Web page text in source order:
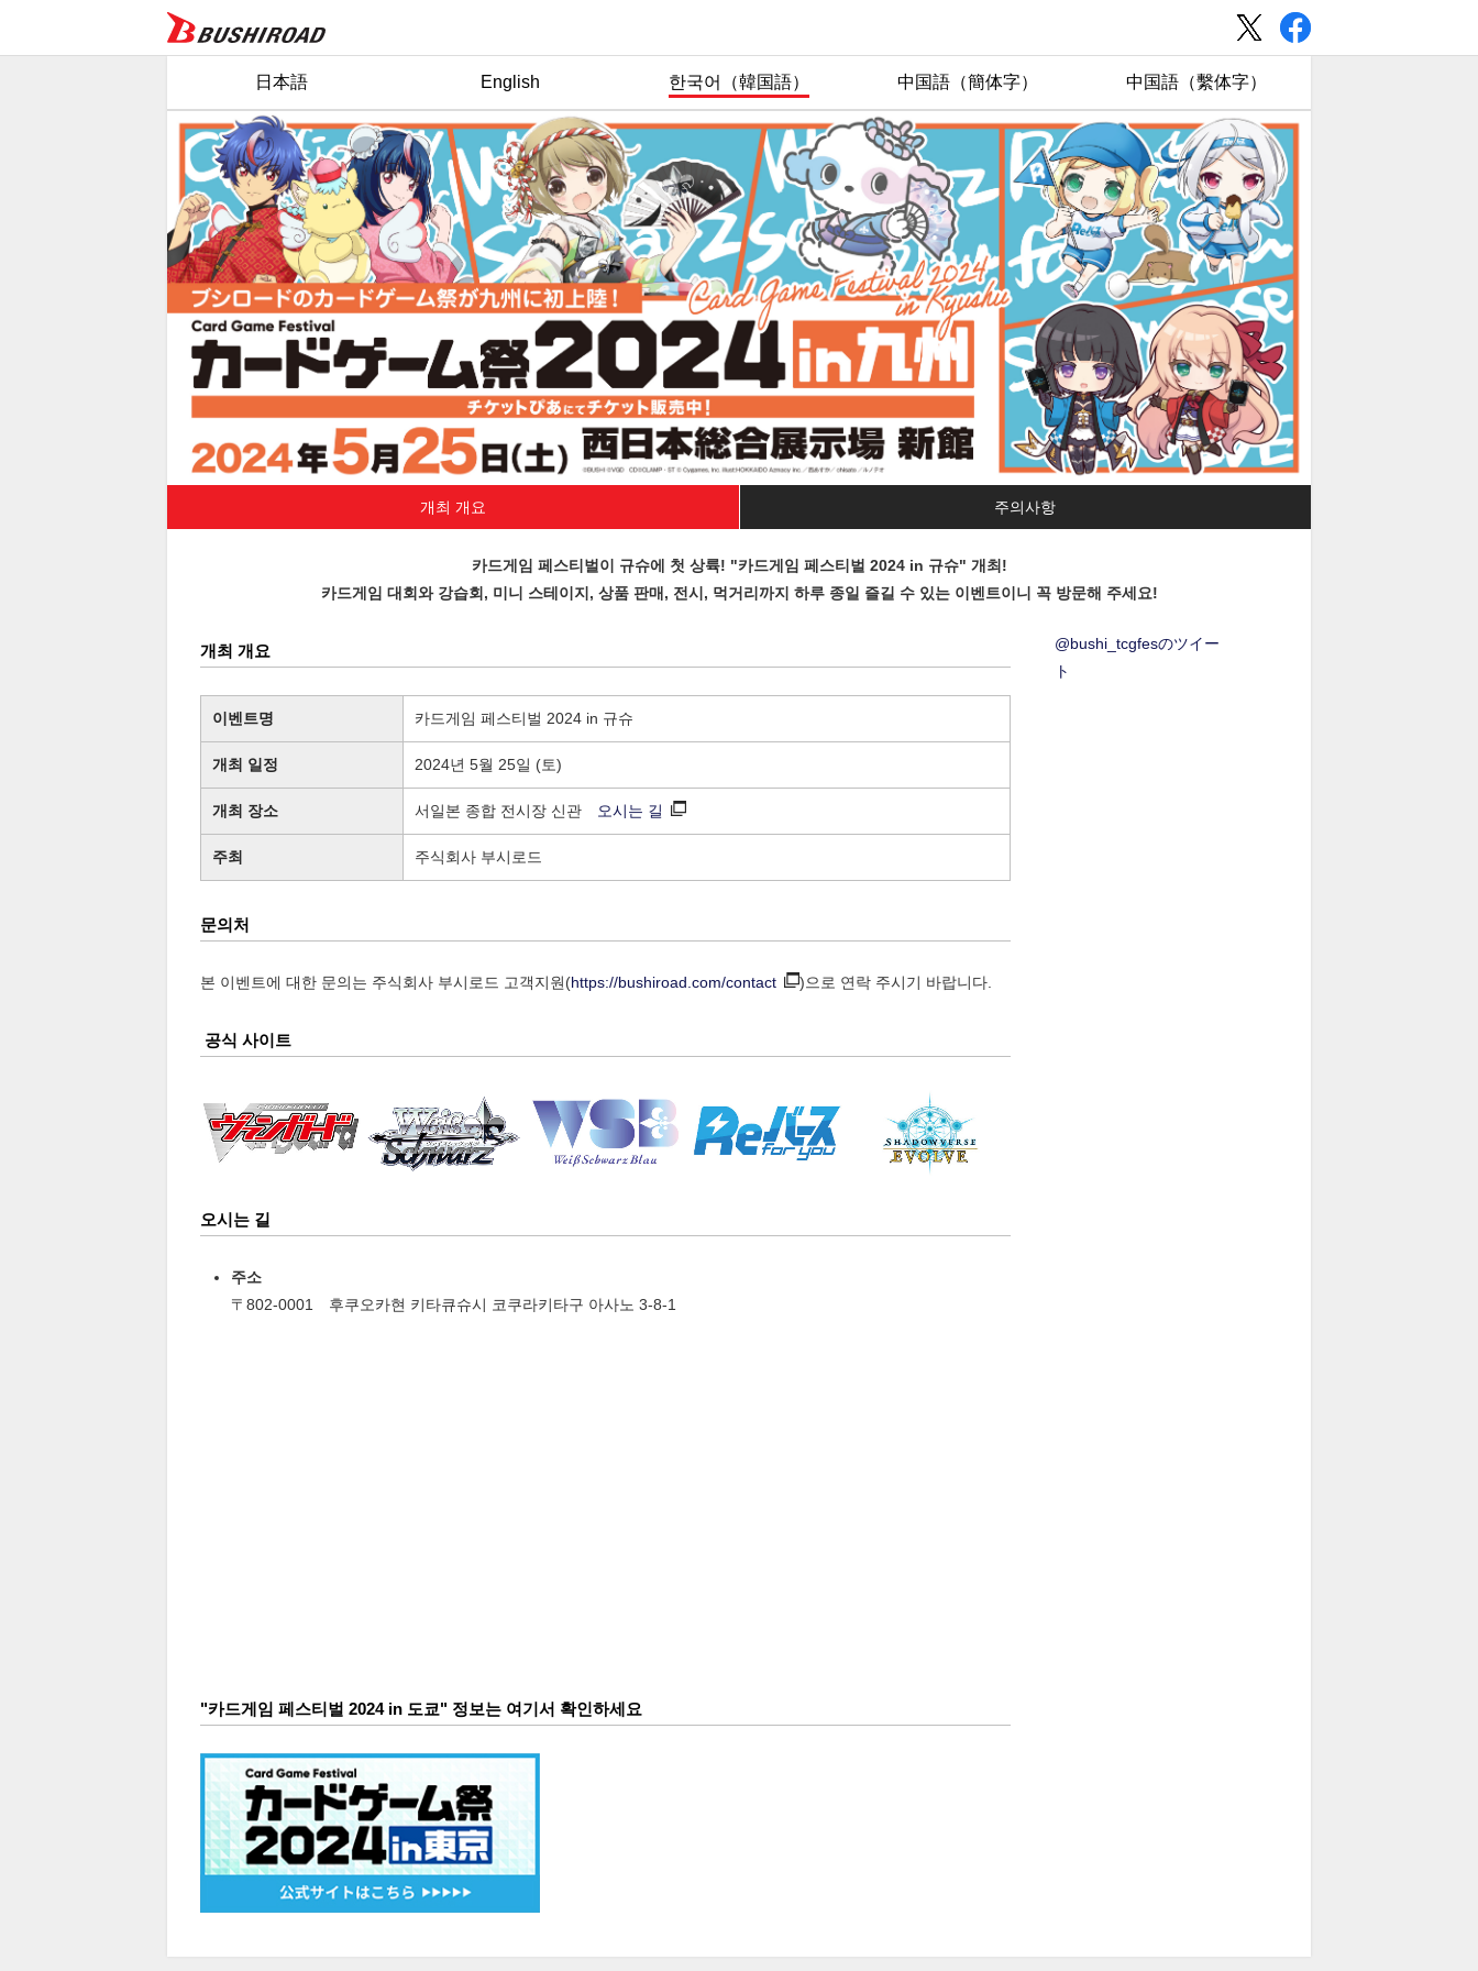
日本語 English 한국어（韓国語） 中国語（簡体字） 中国語（繫体字）
개최 개요 주의사항
카드게임 페스티벌이 규슈에 첫 상륙! "카드게임 페스티벌 2024 in 규슈" 개최!
카드게임 대회와 강습회, 미니 스테이지, 상품 판매, 전시, 먹거리까지 하루 종일 즐길 수 있는 이벤트이니 꼭 방문해 주세요!
개최 개요
이벤트명 카드게임 페스티벌 2024 in 규슈
개최 일정 2024년 5월 25일 (토)
개최 장소 서일본 종합 전시장 신관 오시는 길
주최 주식회사 부시로드
문의처
본 이벤트에 대한 문의는 주식회사 부시로드 고객지원(https://bushiroad.com/contact )으로 연락 주시기 바랍니다.
공식 사이트
오시는 길
주소
〒802-0001 후쿠오카현 키타큐슈시 코쿠라키타구 아사노 3-8-1
"카드게임 페스티벌 2024 in 도쿄" 정보는 여기서 확인하세요
@bushi_tcgfesのツイー
ト